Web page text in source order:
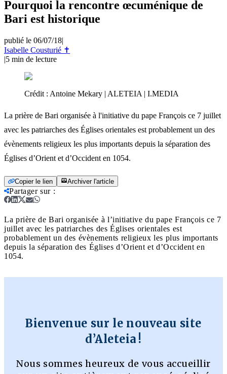
Pourquoi la rencontre œcuménique de
Bari est historique
publié le 06/07/18|
Isabelle Cousturié ✝
|5 min de lecture
Crédit : Antoine Mekary | ALETEIA | I.MEDIA
La prière de Bari organisée à l'initiative du pape François ce 7 juillet
avec les patriarches des Églises orientales est probablement un des
évènements religieux les plus importants depuis la séparation des
Églises d’Orient et d’Occident en 1054.
Copier le lien Archiver l'article
Partager sur:
La prière de Bari organisée à l’initiative du pape François ce 7
juillet avec les patriarches des Églises orientales est
probablement un des évènements religieux les plus importants
depuis la séparation des Églises d’Orient et d’Occident en
1054.
Bienvenue sur le nouveau site
d’Aleteia !
Nous sommes heureux de vous accueillir